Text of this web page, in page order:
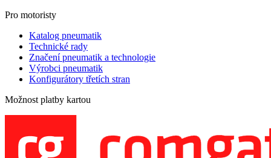
Pro motoristy
Katalog pneumatik
Technické rady
Značení pneumatik a technologie
Výrobci pneumatik
Konfigurátory třetích stran
Možnost platby kartou